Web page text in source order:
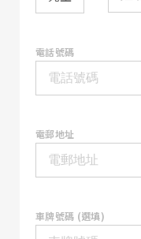
電話號碼
電郵地址
車牌號碼 (選填)